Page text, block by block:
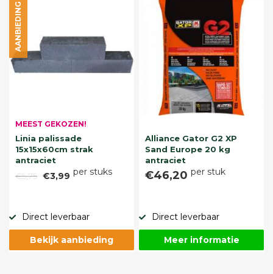
MEEST GEKOZEN!
Linia palissade
15x15x60cm strak
antraciet
€5,75 €3,99 per stuks
AANBIEDING
Direct leverbaar
Bekijk aanbieding
Alliance Gator G2 XP
Sand Europe 20 kg
antraciet
€46,20 per stuk
Direct leverbaar
Meer informatie